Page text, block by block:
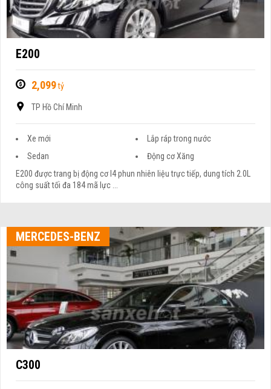
E200
2,099tỷ
TP Hồ Chí Minh
Xe mới
Lắp ráp trong nước
Sedan
Động cơ Xăng
E200 được trang bị động cơ I4 phun nhiên liệu trực tiếp, dung tích 2.0L
công suất tối đa 184 mã lực ...
MERCEDES-BENZ
C300